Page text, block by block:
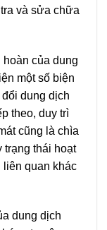
và sửa chữa
của dung
một số biện
dung dịch
theo, duy trì
cũng là chìa
trạng thái hoạt
quan khác
dung dịch